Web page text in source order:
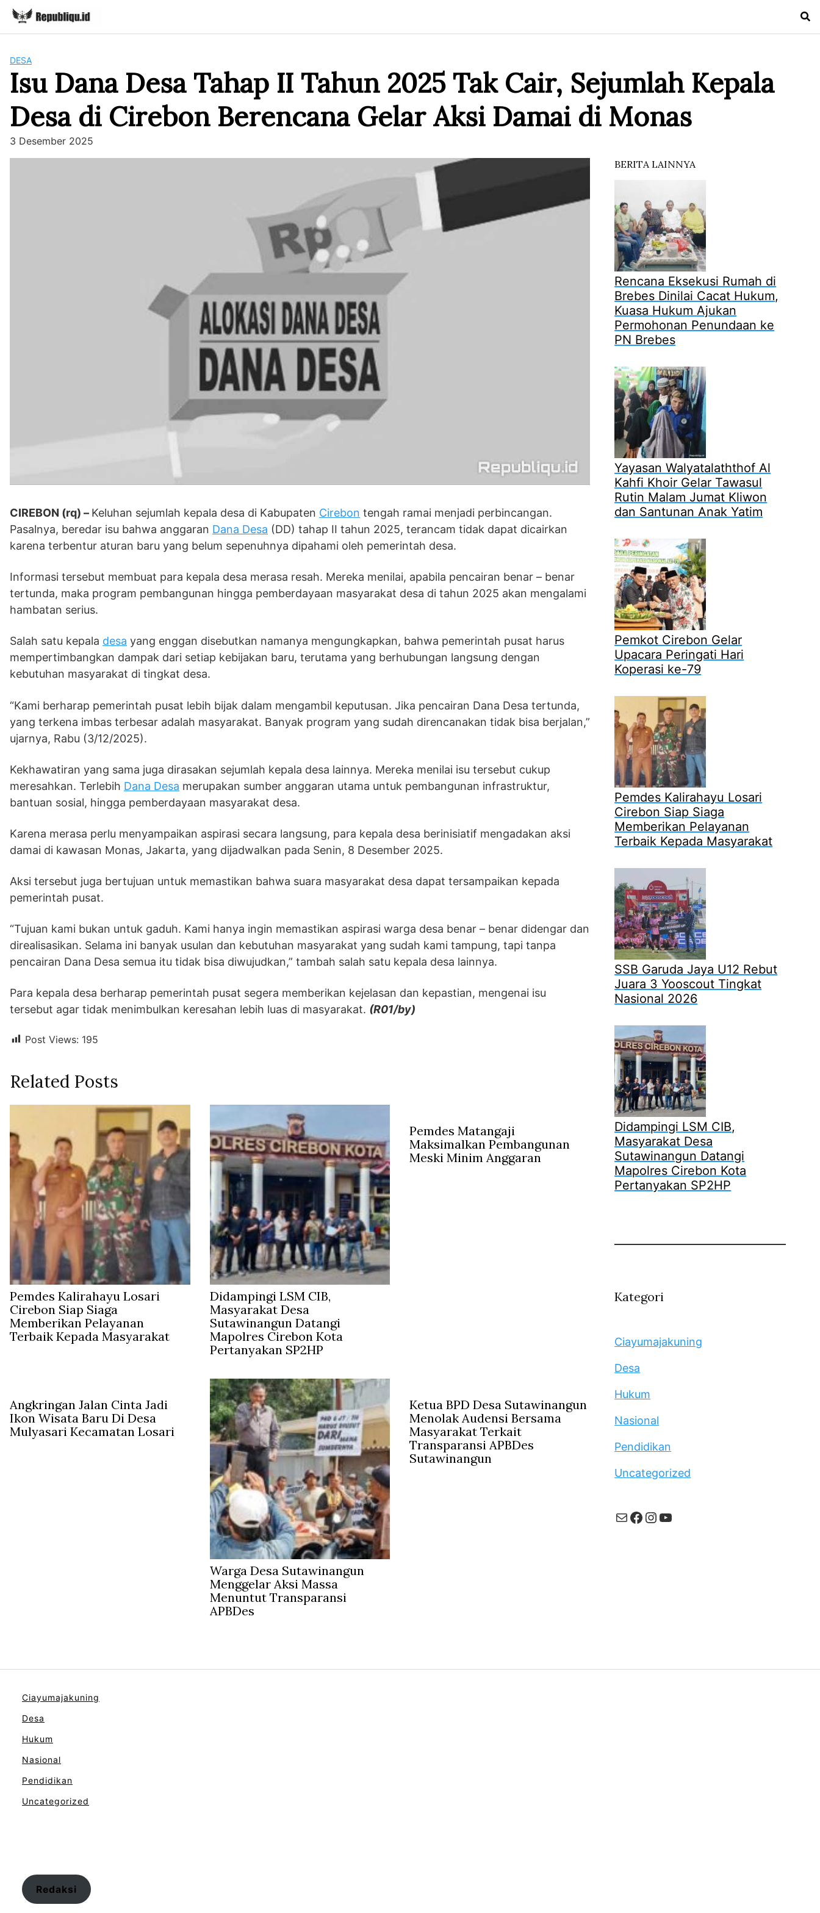
Skip
content
DESA
Isu Dana Desa Tahap II Tahun 2025 Tak Cair, Sejumlah Kepala
Desa di Cirebon Berencana Gelar Aksi Damai di Monas
3 Desember 2025
CIREBON (rq) – Keluhan sejumlah kepala desa di Kabupaten Cirebon tengah ramai menjadi perbincangan.
Pasalnya, beredar isu bahwa anggaran Dana Desa (DD) tahap II tahun 2025, terancam tidak dapat dicairkan
karena terbentur aturan baru yang belum sepenuhnya dipahami oleh pemerintah desa.
Informasi tersebut membuat para kepala desa merasa resah. Mereka menilai, apabila pencairan benar – benar
tertunda, maka program pembangunan hingga pemberdayaan masyarakat desa di tahun 2025 akan mengalami
hambatan serius.
Salah satu kepala desa yang enggan disebutkan namanya mengungkapkan, bahwa pemerintah pusat harus
mempertimbangkan dampak dari setiap kebijakan baru, terutama yang berhubungan langsung dengan
kebutuhan masyarakat di tingkat desa.
“Kami berharap pemerintah pusat lebih bijak dalam mengambil keputusan. Jika pencairan Dana Desa tertunda,
yang terkena imbas terbesar adalah masyarakat. Banyak program yang sudah direncanakan tidak bisa berjalan,”
ujarnya, Rabu (3/12/2025).
Kekhawatiran yang sama juga dirasakan sejumlah kepala desa lainnya. Mereka menilai isu tersebut cukup
meresahkan. Terlebih Dana Desa merupakan sumber anggaran utama untuk pembangunan infrastruktur,
bantuan sosial, hingga pemberdayaan masyarakat desa.
Karena merasa perlu menyampaikan aspirasi secara langsung, para kepala desa berinisiatif mengadakan aksi
damai di kawasan Monas, Jakarta, yang dijadwalkan pada Senin, 8 Desember 2025.
Aksi tersebut juga bertujuan untuk memastikan bahwa suara masyarakat desa dapat tersampaikan kepada
pemerintah pusat.
“Tujuan kami bukan untuk gaduh. Kami hanya ingin memastikan aspirasi warga desa benar – benar didengar dan
direalisasikan. Selama ini banyak usulan dan kebutuhan masyarakat yang sudah kami tampung, tapi tanpa
pencairan Dana Desa semua itu tidak bisa diwujudkan,” tambah salah satu kepala desa lainnya.
Para kepala desa berharap pemerintah pusat segera memberikan kejelasan dan kepastian, mengenai isu
tersebut agar tidak menimbulkan keresahan lebih luas di masyarakat. (R01/by)
Post Views: 195
Related Posts
Pemdes Kalirahayu Losari
Cirebon Siap Siaga
Memberikan Pelayanan
Terbaik Kepada Masyarakat
Didampingi LSM CIB,
Masyarakat Desa
Sutawinangun Datangi
Mapolres Cirebon Kota
Pertanyakan SP2HP
Pemdes Matangaji
Maksimalkan Pembangunan
Meski Minim Anggaran
Angkringan Jalan Cinta Jadi
Ikon Wisata Baru Di Desa
Mulyasari Kecamatan Losari
Warga Desa Sutawinangun
Menggelar Aksi Massa
Menuntut Transparansi
APBDes
Ketua BPD Desa Sutawinangun
Menolak Audensi Bersama
Masyarakat Terkait
Transparansi APBDes
Sutawinangun
BERITA LAINNYA
Rencana Eksekusi Rumah di
Brebes Dinilai Cacat Hukum,
Kuasa Hukum Ajukan
Permohonan Penundaan ke
PN Brebes
Yayasan Walyatalaththof Al
Kahfi Khoir Gelar Tawasul
Rutin Malam Jumat Kliwon
dan Santunan Anak Yatim
Pemkot Cirebon Gelar
Upacara Peringati Hari
Koperasi ke-79
Pemdes Kalirahayu Losari
Cirebon Siap Siaga
Memberikan Pelayanan
Terbaik Kepada Masyarakat
SSB Garuda Jaya U12 Rebut
Juara 3 Yooscout Tingkat
Nasional 2026
Didampingi LSM CIB,
Masyarakat Desa
Sutawinangun Datangi
Mapolres Cirebon Kota
Pertanyakan SP2HP
Kategori
Ciayumajakuning
Desa
Hukum
Nasional
Pendidikan
Uncategorized
MailFacebook
Instagram
YouTube
Ciayumajakuning
Desa
Hukum
Nasional
Pendidikan
Uncategorized
Redaksi